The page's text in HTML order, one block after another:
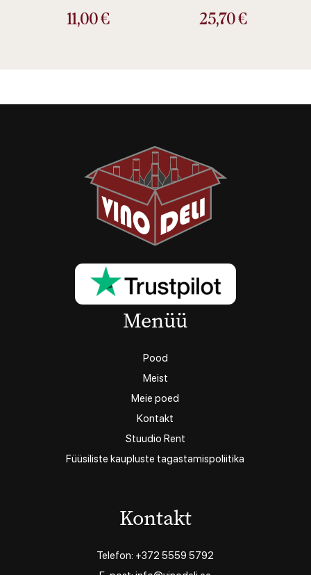
11,00€ 25,70€
Menüü
Pood
Meist
Meie poed
Kontakt
Stuudio Rent
Füüsiliste kaupluste tagastamispoliitika
Kontakt
Telefon: +372 5559 5792